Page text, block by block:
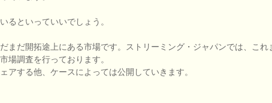
るといっていいでしょう。
まだ開拓途上にある市場です。ストリーミング・ジャパンでは、これ
場調査を行っております。
アする他、ケースによっては公開していきます。